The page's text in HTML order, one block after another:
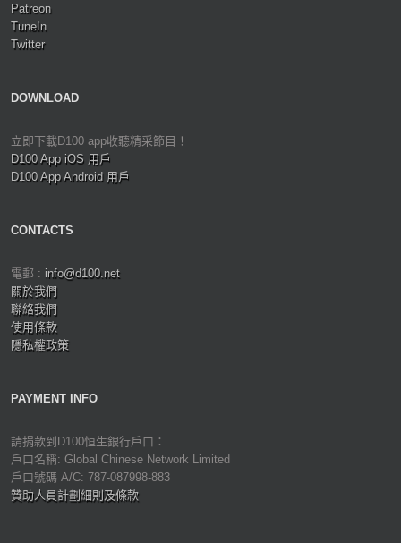
Patreon
TuneIn
Twitter
DOWNLOAD
立即下載D100 app收聽精采節目！
D100 App iOS 用戶
D100 App Android 用戶
CONTACTS
電郵 : info@d100.net
關於我們
聯絡我們
使用條款
隱私權政策
PAYMENT INFO
請捐款到D100恒生銀行戶口：
戶口名稱: Global Chinese Network Limited
戶口號碼 A/C: 787-087998-883
贊助人員計劃細則及條款